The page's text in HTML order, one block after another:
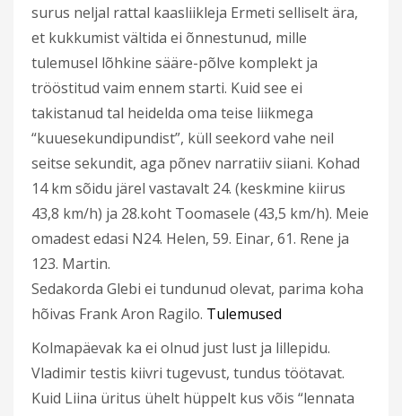
surus neljal rattal kaasliikleja Ermeti selliselt ära,
et kukkumist vältida ei õnnestunud, mille
tulemusel lõhkine sääre-põlve komplekt ja
trööstitud vaim ennem starti. Kuid see ei
takistanud tal heidelda oma teise liikmega
“kuuesekundipundist”, küll seekord vahe neil
seitse sekundit, aga põnev narratiiv siiani. Kohad
14 km sõidu järel vastavalt 24. (keskmine kiirus
43,8 km/h) ja 28.koht Toomasele (43,5 km/h). Meie
omadest edasi N24. Helen, 59. Einar, 61. Rene ja
123. Martin.
Sedakorda Glebi ei tundunud olevat, parima koha
hõivas Frank Aron Ragilo. Tulemused
Kolmapäevak ka ei olnud just lust ja lillepidu.
Vladimir testis kiivri tugevust, tundus töötavat.
Kuid Liina üritus ühelt hüppelt kus võis “lennata